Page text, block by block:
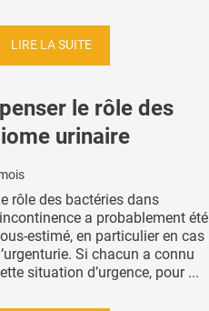
LIRE LA SUITE
le rôle des
urinaire
rôle des bactéries dans
a probablement été
estimé, en particulier en cas
Si chacun a connu
situation d’urgence, pour ...